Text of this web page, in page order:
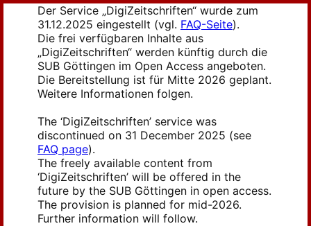
Der Service „DigiZeitschriften“ wurde zum
31.12.2025 eingestellt (vgl. FAQ-Seite).
Die frei verfügbaren Inhalte aus
„DigiZeitschriften“ werden künftig durch die
SUB Göttingen im Open Access angeboten.
Die Bereitstellung ist für Mitte 2026 geplant.
Weitere Informationen folgen.
The ‘DigiZeitschriften’ service was
discontinued on 31 December 2025 (see
FAQ page).
The freely available content from
‘DigiZeitschriften’ will be offered in the
future by the SUB Göttingen in open access.
The provision is planned for mid-2026.
Further information will follow.